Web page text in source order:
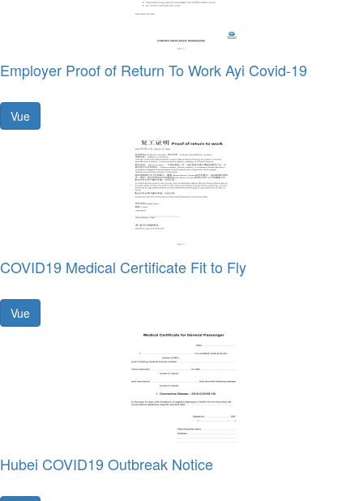
Employer Proof of Return To Work Ayi Covid-19
Vue
COVID19 Medical Certificate Fit to Fly
Vue
Hubei COVID19 Outbreak Notice